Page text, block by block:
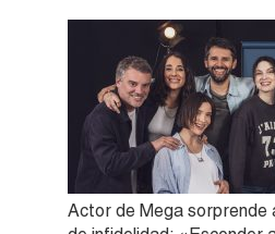
Actor de Mega sorprende